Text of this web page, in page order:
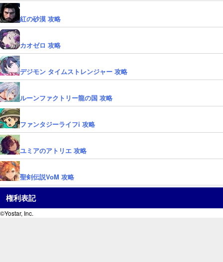
紅の砂漠 攻略
カオゼロ 攻略
デジモン タイムストレンジャー 攻略
ルーンファクトリー龍の国 攻略
ファンタジーライフi 攻略
ユミアのアトリエ 攻略
聖剣伝説VoM 攻略
権利表記
©Yostar, Inc.